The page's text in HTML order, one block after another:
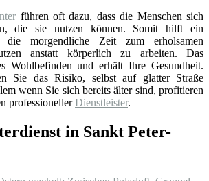
führen oft dazu, dass die Menschen sich
die sie nutzen können. Somit hilft ein
die morgendliche Zeit zum erholsamen
anstatt körperlich zu arbeiten. Das
Wohlbefinden und erhält Ihre Gesundheit.
Sie das Risiko, selbst auf glatter Straße
wenn Sie sich bereits älter sind, profitieren
professionellerDienstleister.
in Sankt Peter-